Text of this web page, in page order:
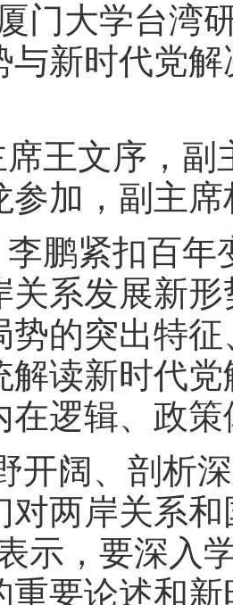
门大学台湾
与新时代党
王文序，副
参加，副主
鹏紧扣百年
关系发展新
势的突出特
解读新时代
在逻辑、政
开阔、剖析
对两岸关系
示，要深入
重要论述和